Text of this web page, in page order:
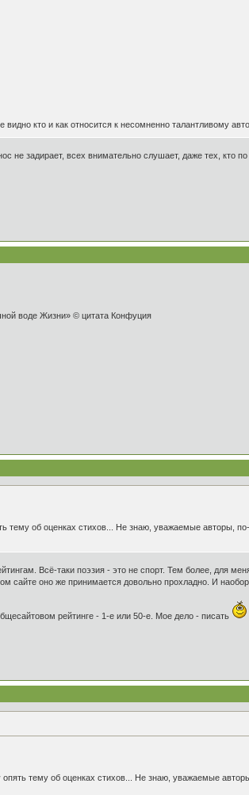
кто и как относится к несомненно талантливому
не задирает, всех внимательно слушает, даже тех,
воде Жизни» © цитата Конфуция
тему об оценках стихов... Не знаю, уважаемые авторы,
Всё-таки поэзия - это не спорт. Тем более, для
сайте оно же принимается довольно прохладно. И
рейтинге - 1-е или 50-е. Мое дело - писать
тему об оценках стихов... Не знаю, уважаемые